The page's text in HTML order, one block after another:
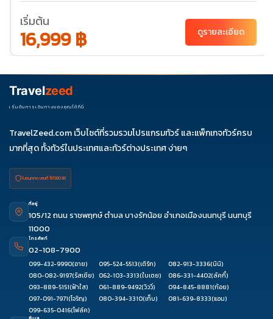
ธ.ค. 69
04-
07
เริ่มต้น
16,999 ฿ ดูรายละเอียด
Travelzeed
เริ่มต้นการเดินทางของคุณได้ที่นี่
TravelZeed.com เว็บไซต์ที่รวมรวมโปรแกรมทัวร์ และแพ็กเกจทัวร์ครบ
มากที่สุด ทั้งทัวร์ในประเทศและทัวร์ต่างประเทศ ง่ายๆ
ใบอนุญาต เลขที่ 11/08038
ที่อยู่
105/12 ถนน ราชพฤกษ์ ตำบล บางรักน้อย อำเภอเมืองนนทบุรี นนทบุรี
11000
โทรศัพท์
02-108-7900
099-432-9990(อาย) 095-524-5513(เติร์ก) 082-913-3336(นินิ)
080-082-9197(รัสเซีย) 062-103-3313(ใบเตย) 086-331-4402(ลัคกี้)
093-889-5151(ฟ้าใส) 061-889-9492(วิววี่) 094-845-8881(ก้อย)
097-091-7971(โจริญ) 080-394-3310(เก็บ) 081-639-8333(แอม)
099-635-0416(โฟล์ค)